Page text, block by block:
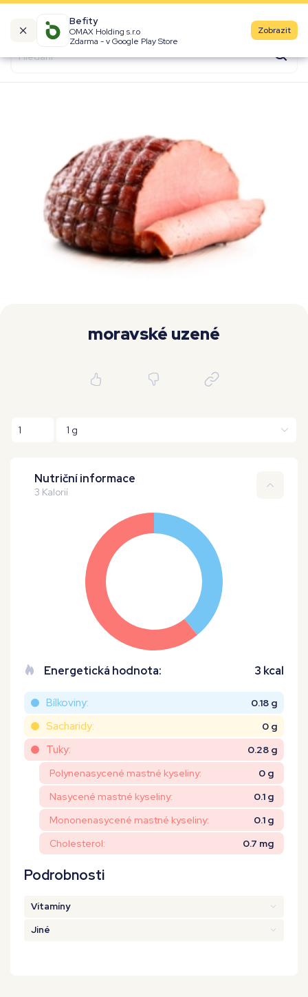
Befity
OMAX Holding s.r.o
Zdarma - v Google Play Store
Zobrazit
Kalorické tabulky
Značky
Fast Food
Aktivity
Denní aktivity
Cviky
moravské uzené
Nutriční informace
3 Kalorií
Energetická hodnota: 3 kcal
Bílkoviny: 0.18 g
Sacharidy: 0 g
Tuky:
0.28 g
Polynenasycené mastné kyseliny:
0 g
Nasycené mastné kyseliny:
0.1 g
Mononenasycené mastné kyseliny:
0.1 g
Cholesterol:
0.7 mg
Podrobnosti
Vitamíny
Jiné